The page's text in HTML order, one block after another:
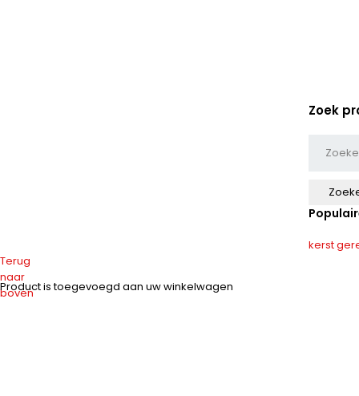
Zoek
kerst
Terug
naar
boven
Product is toegevoegd aan uw winkelwagen